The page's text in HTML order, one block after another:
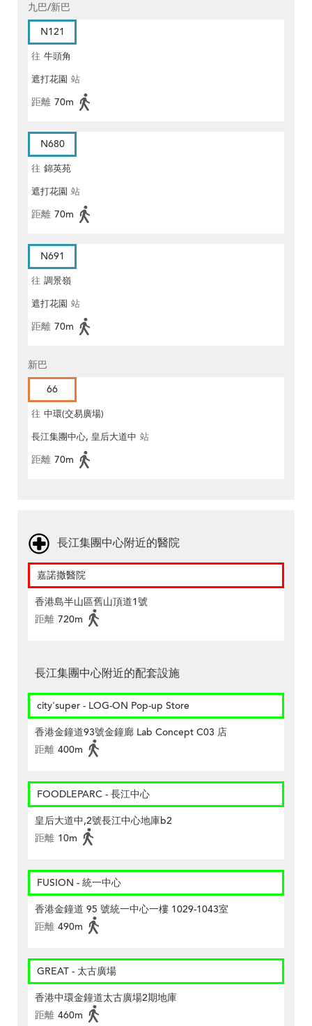
九巴/新巴
N121
往 牛頭角
遮打花園 站
距離 70m
N680
往 錦英苑
遮打花園 站
距離 70m
N691
往 調景嶺
遮打花園 站
距離 70m
新巴
66
往 中環(交易廣場)
長江集團中心, 皇后大道中 站
距離 70m
長江集團中心附近的醫院
嘉諾撒醫院
香港島半山區舊山頂道1號
距離 720m
長江集團中心附近的配套設施
city'super - LOG-ON Pop-up Store
香港金鐘道93號金鐘廊 Lab Concept C03 店
距離 400m
FOODLEPARC - 長江中心
皇后大道中,2號長江中心地庫b2
距離 10m
FUSION - 統一中心
香港金鐘道 95 號統一中心一樓 1029-1043室
距離 490m
GREAT - 太古廣場
香港中環金鐘道太古廣場2期地庫
距離 460m